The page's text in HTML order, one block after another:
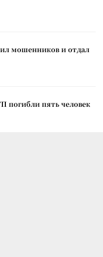
мошенников и отдал
погибли пять человек